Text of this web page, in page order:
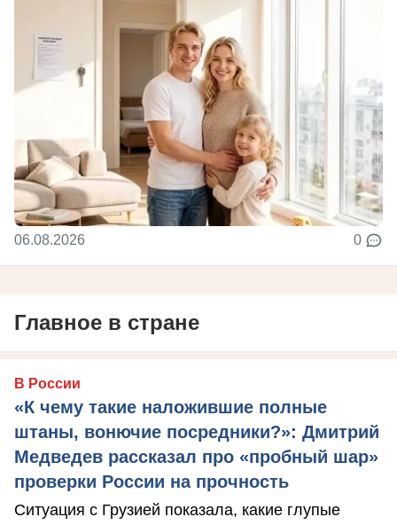
06.08.2026 0
Главное в стране
В России
«К чему такие наложившие полные
штаны, вонючие посредники?»: Дмитрий
Медведев рассказал про «пробный шар»
проверки России на прочность
Ситуация с Грузией показала, какие глупые